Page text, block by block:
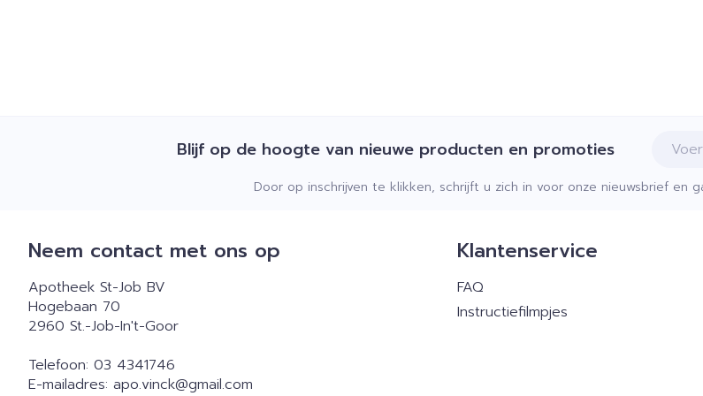
Blijf op de hoogte van nieuwe producten en promoties E-mail
Door op inschrijven te klikken, schrijft u zich in voor onze nieuwsbrief en
Neem contact met ons op
Apotheek St-Job BV
Hogebaan 70
2960 St.-Job-In't-Goor
Telefoon: 03 4341746
E-mailadres: apo.vinck@gmail.com
Klantenservice
FAQ
Instructiefilmpjes